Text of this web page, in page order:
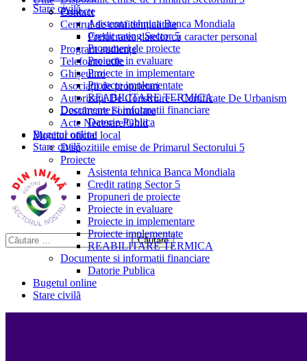
Stare civilă
Proiecte
Asistenta tehnica Banca Mondiala
Credit rating Sector 5
Propuneri de proiecte
Proiecte in evaluare
Proiecte in implementare
Proiecte implementate
REABILITARE TERMICA
Documente si informatii financiare
Datorie Publica
Bugetul online
Stare civilă
Contact
Centrul de confidențialitate
Prelucrarea datelor cu caracter personal
Program audiențe
Telefoane utile
Ghișeul.ro
Asociații de proprietari
Autorizații De Construire – Certificate De Urbanism
Descărcare Formulare
Acte Necesare/Ghid
Monitor oficial local
Dispozitiile emise de Primarul Sectorului 5
Proiecte
Asistenta tehnica Banca Mondiala
Credit rating Sector 5
Propuneri de proiecte
Proiecte in evaluare
Proiecte in implementare
Proiecte implementate
REABILITARE TERMICA
Documente si informatii financiare
Datorie Publica
Bugetul online
Stare civilă